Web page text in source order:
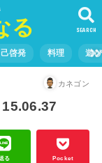
る SEARCH
己啓発 料理 遊
カネゴン
る Pocket